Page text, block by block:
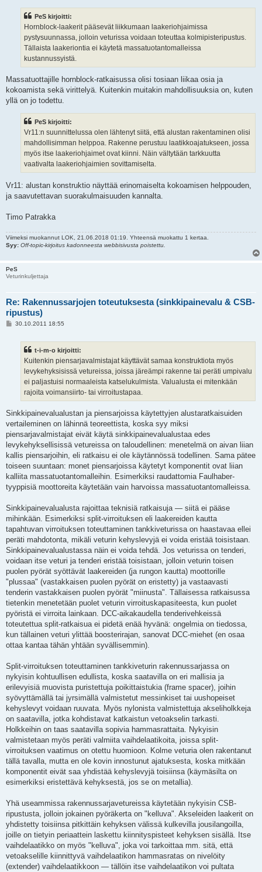
PeS kirjoitti:
Hornblock-laakerit pääsevät liikkumaan laakeriohjaimissa
pystysuunnassa, jolloin veturissa voidaan toteuttaa kolmipisteripustus.
Tällaista laakeriontia ei käytetä massatuotantomalleissa
kustannussyistä.
Massatuottajille hornblock-ratkaisussa olisi tosiaan liikaa osia ja
kokoamista sekä virittelyä. Kuitenkin muitakin mahdollisuuksia on, kuten
yllä on jo todettu.
PeS kirjoitti:
Vr11:n suunnittelussa olen lähtenyt siitä, että alustan rakentaminen olisi
mahdollisimman helppoa. Rakenne perustuu laatikkoajatukseen, jossa
myös itse laakeriohjaimet ovat kiinni. Näin vältytään tarkkuutta
vaativalta laakeriohjaimien sovittamiselta.
Vr11: alustan konstruktio näyttää erinomaiselta kokoamisen helppouden,
ja saavutettavan suorakulmaisuuden kannalta.
Timo Patrakka
Viimeksi muokannut LOK , 21.06.2018 01:19. Yhteensä muokattu 1 kertaa.
Syy: Off-topic-kirjoitus kadonneesta webbisivusta poistettu.
PeS
Veturinkuljettaja
Re: Rakennussarjojen toteutuksesta (sinkkipainevalu & CSB-
ripustus)
V30.10.2011 18:55
t-i-m-o kirjoitti:
Kuitenkin piensarjavalmistajat käyttävät samaa konstruktiota myös
levykehyksisissä vetureissa, joissa järeämpi rakenne tai peräti umpivalu
ei paljastuisi normaaleista katselukulmista. Valualusta ei mitenkään
rajoita voimansiirto- tai virroitustapaa.
Sinkkipainevalualustan ja piensarjoissa käytettyjen alustaratkaisuiden
vertaileminen on lähinnä teoreettista, koska syy miksi
piensarjavalmistajat eivät käytä sinkkipainevalualustaa edes
levykehyksellisissä vetureissa on taloudellinen: menetelmä on aivan liian
kallis piensarjoihin, eli ratkaisu ei ole käytännössä todellinen. Sama pätee
toiseen suuntaan: monet piensarjoissa käytetyt komponentit ovat liian
kalliita massatuotantomalleihin. Esimerkiksi raudattomia Faulhaber-
tyyppisiä moottoreita käytetään vain harvoissa massatuotantomalleissa.
Sinkkipainevalualusta rajoittaa teknisiä ratkaisuja — siitä ei pääse
mihinkään. Esimerkiksi split-virroituksen eli laakereiden kautta
tapahtuvan virroituksen toteuttaminen tankkiveturissa on haastavaa ellei
peräti mahdotonta, mikäli veturin kehyslevyjä ei voida eristää toisistaan.
Sinkkipainevalualustassa näin ei voida tehdä. Jos veturissa on tenderi,
voidaan itse veturi ja tenderi eristää toisistaan, jolloin veturin toisen
puolen pyörät syöttävät laakereiden (ja rungon kautta) moottorille
"plussaa" (vastakkaisen puolen pyörät on eristetty) ja vastaavasti
tenderin vastakkaisen puolen pyörät "miinusta". Tällaisessa ratkaisussa
tietenkin menetetään puolet veturin virroituskapasiteesta, kun puolet
pyöristä ei virroita lainkaan. DCC-aikakaudella tenderivehkeissä
toteutettua split-ratkaisua ei pidetä enää hyvänä: ongelmia on tiedossa,
kun tällainen veturi ylittää boosterirajan, sanovat DCC-miehet (en osaa
ottaa kantaa tähän yhtään syvällisemmin).
Split-virroituksen toteuttaminen tankkiveturin rakennussarjassa on
nykyisin kohtuullisen edullista, koska saatavilla on eri mallisia ja
erilevyisiä muovista puristettuja poikittaistukia (frame spacer), joihin
syövyttämällä tai jyrsimällä valmistetut messinkiset tai uushopeiset
kehyslevyt voidaan ruuvata. Myös nylonista valmistettuja akseliholkkeja
on saatavilla, jotka kohdistavat katkaistun vetoakselin tarkasti.
Holkkeihin on taas saatavilla sopivia hammasrattaita. Nykyisin
valmistetaan myös peräti valmiita vaihdelaatikoita, joissa split-
virroituksen vaatimus on otettu huomioon. Kolme veturia olen rakentanut
tällä tavalla, mutta en ole kovin innostunut ajatuksesta, koska mitkään
komponentit eivät saa yhdistää kehyslevyjä toisiinsa (käymäsilta on
esimerkiksi eristettävä kehyksestä, jos se on metallia).
Yhä useammissa rakennussarjavetureissa käytetään nykyisin CSB-
ripustusta, jolloin jokainen pyöräkerta on "kelluva". Akseleiden laakerit on
yhdistetty toisiinsa pitkittäin kehyksen välissä kulkevilla jousilangoilla,
joille on tietyin periaattein laskettu kiinnityspisteet kehyksen sisällä. Itse
vaihdelaatikko on myös "kelluva", joka voi tarkoittaa mm. sitä, että
vetoakselille kiinnittyvä vaihdelaatikon hammasratas on nivelöity
(extender) vaihdelaatikkoon — tällöin itse vaihdelaatikon voi pultata